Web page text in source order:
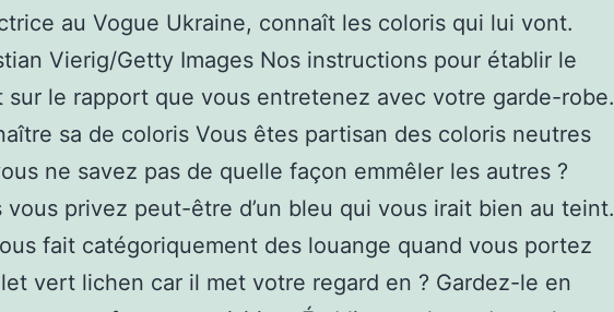
au Vogue Ukraine, connaît les coloris qui lui vont.
Vierig/Getty Images Nos instructions pour établir le
sur le rapport que vous entretenez avec votre garde-robe.
sa de coloris Vous êtes partisan des coloris neutres
ne savez pas de quelle façon emmêler les autres ?
vous privez peut-être d’un bleu qui vous irait bien au teint.
fait catégoriquement des louange quand vous portez
vert lichen car il met votre regard en ? Gardez-le en